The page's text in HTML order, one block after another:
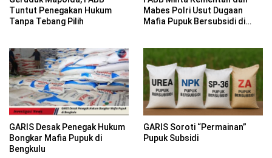
Tuntut Penegakan Hukum
Tanpa Tebang Pilih
Mabes Polri Usut Dugaan
Mafia Pupuk Bersubsidi di
GARIS Desak Penegak Hukum
Bongkar Mafia Pupuk di
Bengkulu
GARIS Soroti “Permainan”
Pupuk Subsidi